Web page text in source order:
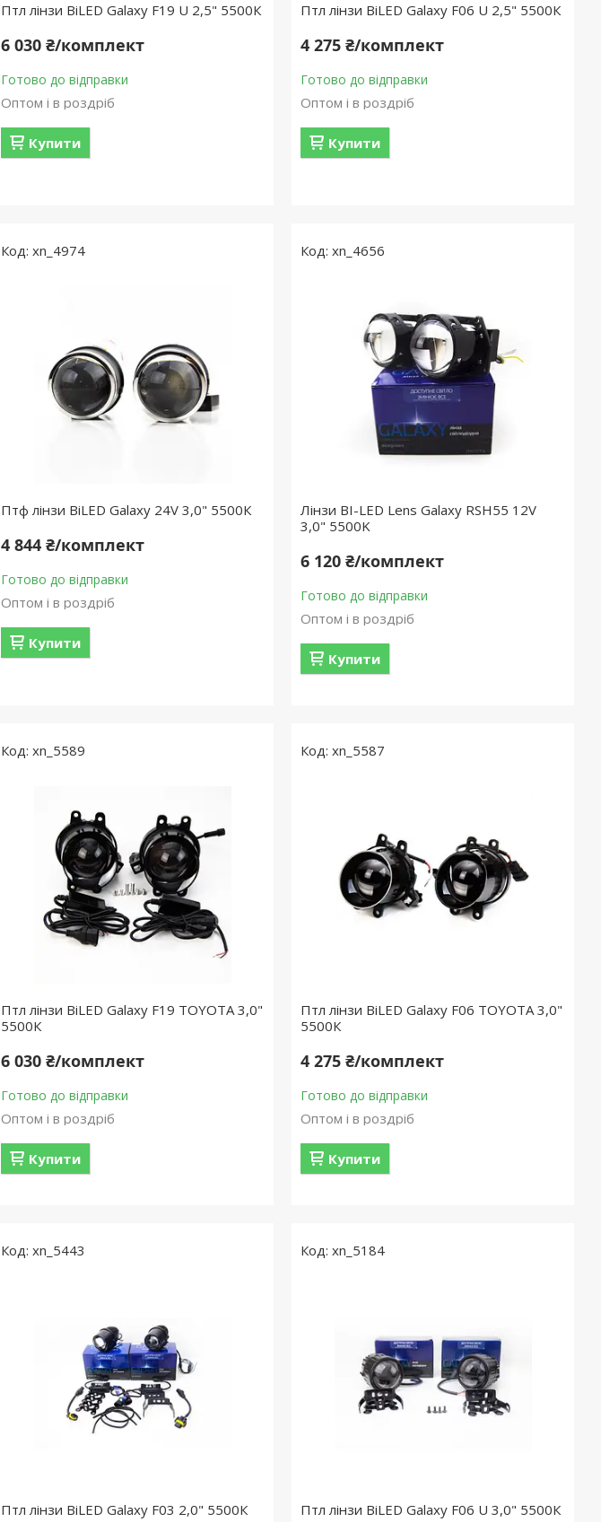
Птл лінзи BiLED Galaxy F19 U 2,5" 5500К
6 030 ₴/комплект
Готово до відправки
Оптом і в роздріб
Купити
Птл лінзи BiLED Galaxy F06 U 2,5" 5500К
4 275 ₴/комплект
Готово до відправки
Оптом і в роздріб
Купити
xn_4974
Птф лінзи BiLED Galaxy 24V 3,0" 5500К
4 844 ₴/комплект
Готово до відправки
Оптом і в роздріб
Купити
xn_4656
Лінзи BI-LED Lens Galaxy RSH55 12V
3,0" 5500K
6 120 ₴/комплект
Готово до відправки
Оптом і в роздріб
Купити
xn_5589
Птл лінзи BiLED Galaxy F19 TOYOTA 3,0"
5500К
6 030 ₴/комплект
Готово до відправки
Оптом і в роздріб
Купити
xn_5587
Птл лінзи BiLED Galaxy F06 TOYOTA 3,0"
5500К
4 275 ₴/комплект
Готово до відправки
Оптом і в роздріб
Купити
xn_5443
Птл лінзи BiLED Galaxy F03 2,0" 5500К
xn_5184
Птл лінзи BiLED Galaxy F06 U 3,0" 5500К